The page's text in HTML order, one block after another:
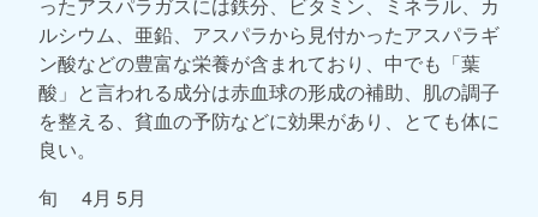
ルシウム、亜鉛、アスパラから見付かったアスパラギ
ン酸などの豊富な栄養が含まれており、中でも「葉
酸」と言われる成分は赤血球の形成の補助、肌の調子
を整える、貧血の予防などに効果があり、とても体に
良い。
旬 4月 5月